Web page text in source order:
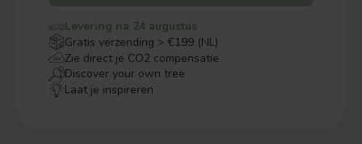
Levering na 24 augustus
Gratis verzending > €199 (NL)
Zie direct je CO2 compensatie
Discover your own tree
Laat je inspireren